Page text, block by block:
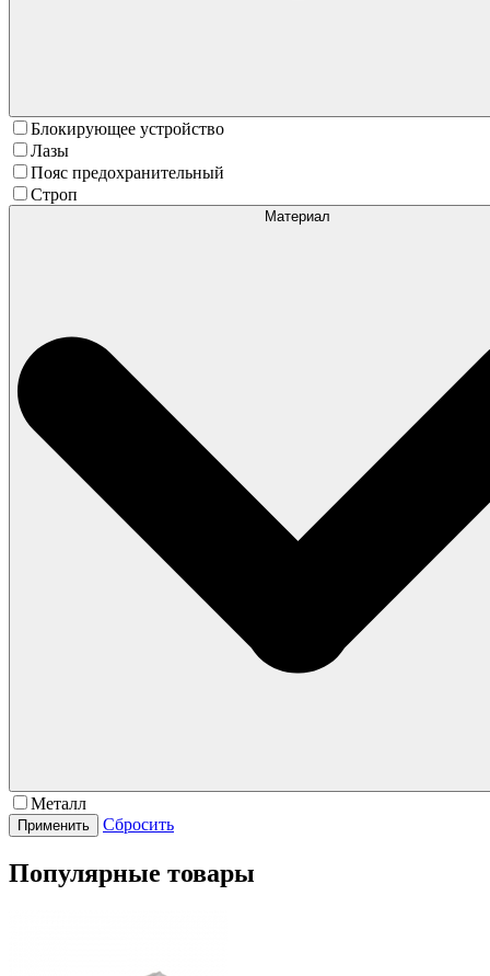
Блокирующее устройство
Лазы
Пояс предохранительный
Строп
Металл
Сбросить
Популярные товары